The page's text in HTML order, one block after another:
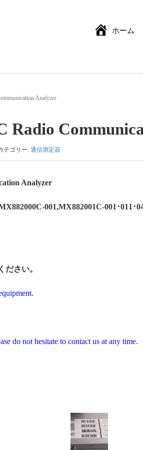
ホーム
Analyzer
Radio
テゴリー: 通信測定器
Analyzer
001,MX882001C-001･011･
ださい。
do not hesitate to contact us at any time.